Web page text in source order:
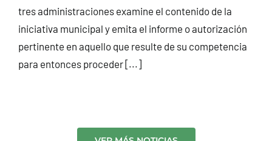
tres administraciones examine el contenido de la
iniciativa municipal y emita el informe o autorización
pertinente en aquello que resulte de su competencia
para entonces proceder [...]